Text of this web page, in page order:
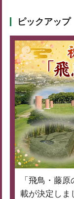
ピックアップ
「飛鳥・藤
載が決定しま